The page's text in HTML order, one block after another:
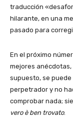
traducción
hilarante, en una
pasado para
En el próximo
mejores
supuesto, se
perpetrador y no
comprobar nada;
vero è ben trovato.